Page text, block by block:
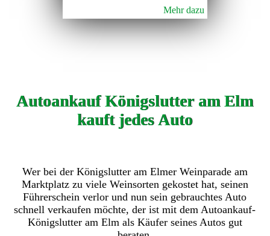
Mehr dazu
Autoankauf Königslutter am Elm
kauft jedes Auto
Wer bei der Königslutter am Elmer Weinparade am
Marktplatz zu viele Weinsorten gekostet hat, seinen
Führerschein verlor und nun sein gebrauchtes Auto
schnell verkaufen möchte, der ist mit dem Autoankauf-
Königslutter am Elm als Käufer seines Autos gut